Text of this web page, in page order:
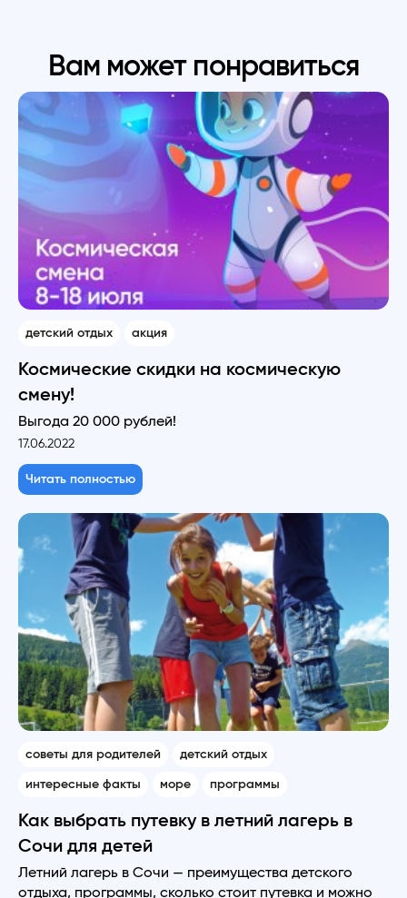
Вам может понравиться
детский отдых акция
Космические скидки на космическую
смену!
Выгода 20 000 рублей!
17.06.2022
Читать полностью
советы для родителей детский отдых
интересные факты море программы
Как выбрать путевку в летний лагерь в
Сочи для детей
Летний лагерь в Сочи — преимущества детского
отдыха, программы, сколько стоит путевка и можно